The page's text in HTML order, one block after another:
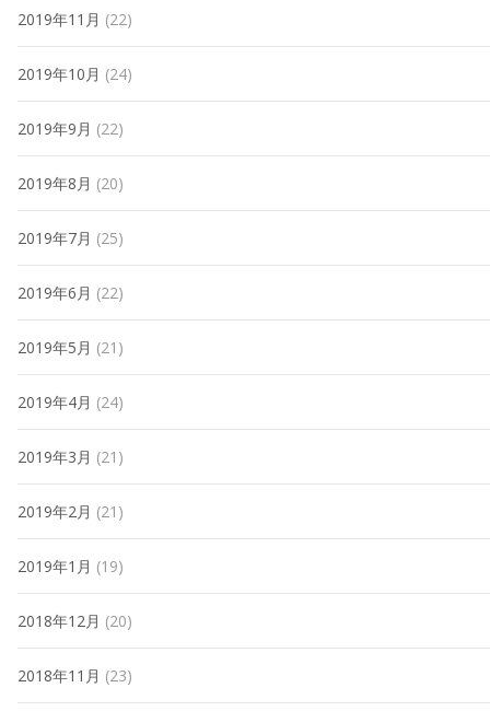
2019年11月 (22)
2019年10月 (24)
2019年9月 (22)
2019年8月 (20)
2019年7月 (25)
2019年6月 (22)
2019年5月 (21)
2019年4月 (24)
2019年3月 (21)
2019年2月 (21)
2019年1月 (19)
2018年12月 (20)
2018年11月 (23)